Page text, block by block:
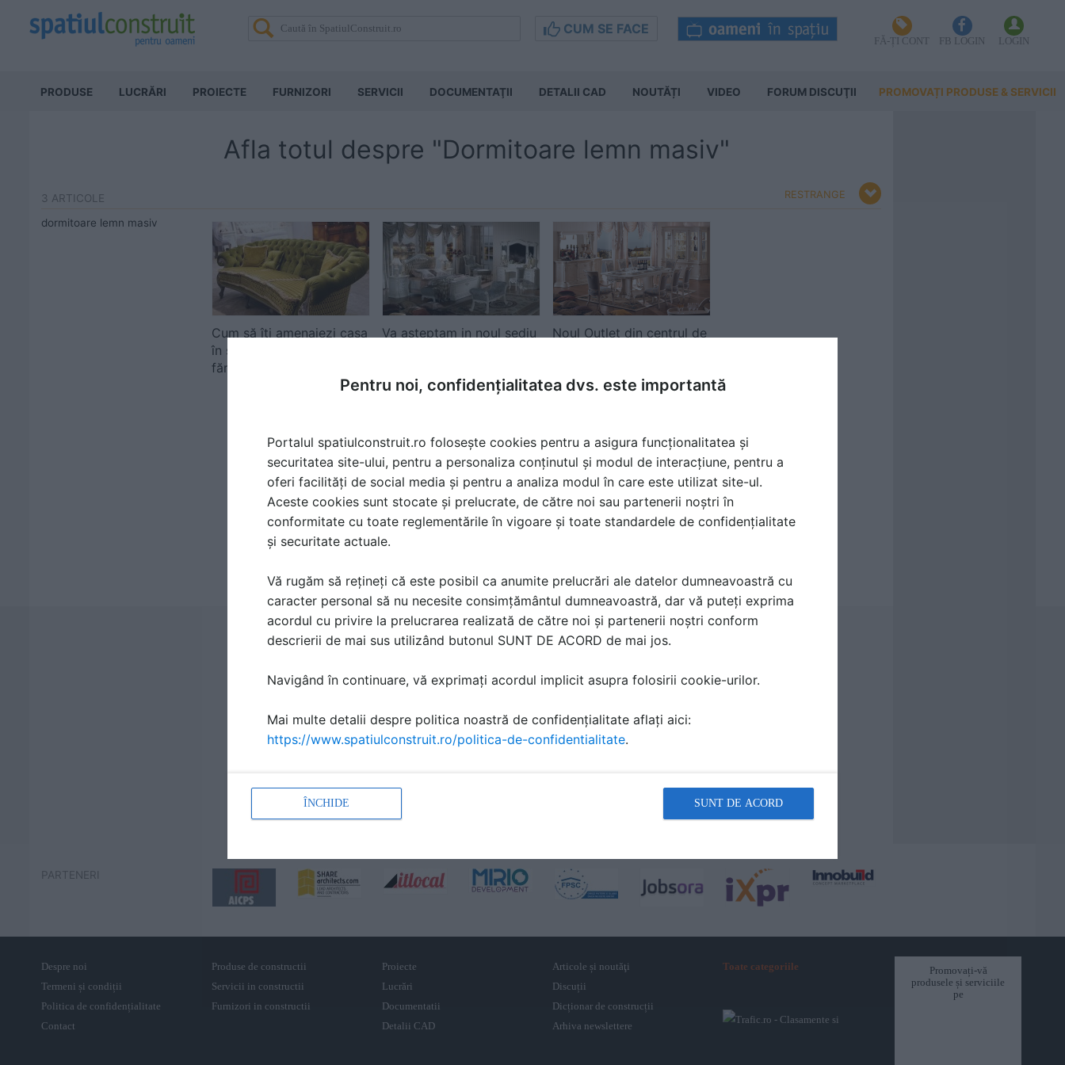
CUM SE FACE
FĂ-ȚI CONT FB LOGIN LOGIN
PRODUSE LUCRĂRI PROIECTE FURNIZORI SERVICII DOCUMENTAŢII DETALII CAD NOUTĂȚI VIDEO FORUM DISCUŢII PROMOVAȚI PRODUSE & SERVICII
Afla totul despre "Dormitoare lemn masiv"
3 ARTICOLE
dormitoare lemn masiv
Cum să îți amenajezi casa
în stilul Dopamine Decor
făr�...
Va asteptam in noul sediu
Noul Outlet din centrul de
RESTRANGE
PARTENERI
Despre noi
Termeni și condiții
Politica de confidențialitate
Contact
Produse de constructii
Servicii in constructii
Furnizori in constructii
Proiecte
Lucrări
Documentatii
Detalii CAD
Articole și noutăţi
Discuții
Dicționar de construcții
Arhiva newslettere
Toate categoriile
Promovați-vă
produsele și serviciile
pe
Pentru noi, confidențialitatea dvs. este importantă
Portalul spatiulconstruit.ro folosește cookies pentru a asigura funcționalitatea și
securitatea site-ului, pentru a personaliza conținutul și modul de interacțiune, pentru a
oferi facilități de social media și pentru a analiza modul în care este utilizat site-ul.
Aceste cookies sunt stocate și prelucrate, de către noi sau partenerii noștri în
conformitate cu toate reglementările în vigoare și toate standardele de confidențialitate
și securitate actuale.
Vă rugăm să rețineți că este posibil ca anumite prelucrări ale datelor dumneavoastră cu
caracter personal să nu necesite consimțământul dumneavoastră, dar vă puteți exprima
acordul cu privire la prelucrarea realizată de către noi și partenerii noștri conform
descrierii de mai sus utilizând butonul SUNT DE ACORD de mai jos.
Navigând în continuare, vă exprimați acordul implicit asupra folosirii cookie-urilor.
Mai multe detalii despre politica noastră de confidențialitate aflați aici:
https://www.spatiulconstruit.ro/politica-de-confidentialitate.
ÎNCHIDE SUNT DE ACORD